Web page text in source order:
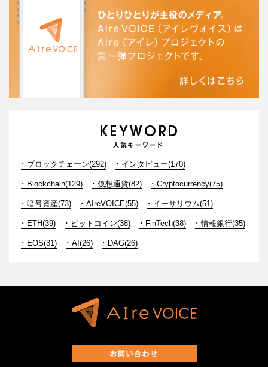
ブロックチェーン(292) インタビュー(170)
Blockchain(129) 仮想通貨(82) Cryptocurrency(75)
暗号資産(73) AIreVOICE(55) イーサリウム(51)
ETH(39) ビットコイン(38) FinTech(38) 情報銀行(35)
EOS(31) AI(26) DAG(26)